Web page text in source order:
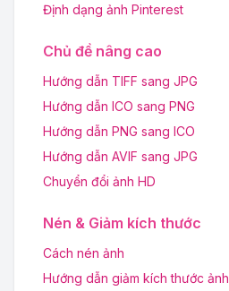
Định dạng ảnh Pinterest
Chủ đề nâng cao
Hướng dẫn TIFF sang JPG
Hướng dẫn ICO sang PNG
Hướng dẫn PNG sang ICO
Hướng dẫn AVIF sang JPG
Chuyển đổi ảnh HD
Nén & Giảm kích thước
Cách nén ảnh
Hướng dẫn giảm kích thước ảnh